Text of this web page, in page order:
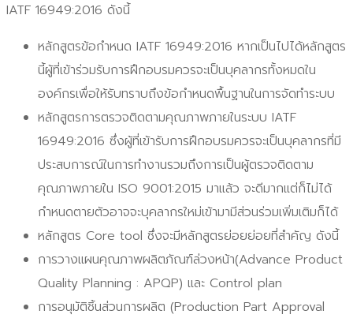
IATF 16949:2016 ดังนี้
หลักสูตรข้อกำหนด IATF 16949:2016 หากเป็นไปได้หลักสูตร
นี้ผู้ที่เข้าร่วมรับการฝึกอบรมควรจะเป็นบุคลากรทั้งหมดใน
องค์กรเพื่อให้รับทราบถึงข้อกำหนดพื้นฐานในการจัดทำระบบ
หลักสูตรการตรวจติดตามคุณภาพภายในระบบ IATF
16949:2016 ซึ่งผู้ที่เข้ารับการฝึกอบรมควรจะเป็นบุคลากรที่มี
ประสบการณ์ในการทำงานรวมถึงการเป็นผู้ตรวจติดตาม
คุณภาพภายใน ISO 9001:2015 มาแล้ว จะดีมากแต่ก็ไม่ได้
กำหนดตายตัวอาจจะบุคลากรใหม่เข้ามามีส่วนร่วมเพิ่มเติมก็ได้
หลักสูตร Core tool ซึ่งจะมีหลักสูตรย่อยย่อยที่สำคัญ ดังนี้
การวางแผนคุณภาพผลิตภัณฑ์ล่วงหน้า(Advance Product
Quality Planning : APQP) และ Control plan
การอนุมัติชิ้นส่วนการผลิต (Production Part Approval